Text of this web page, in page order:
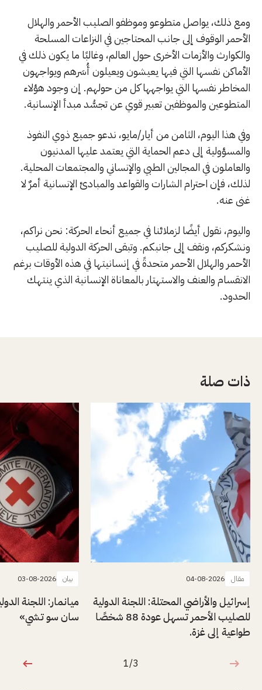
ومع ذلك، يواصل متطوعو وموظفو الصليب الأحمر والهلال
الأحمر الوقوف إلى جانب المحتاجين في النزاعات المسلحة
والكوارث والأزمات الأخرى حول العالم، وغالبًا ما يكون ذلك في
الأماكن نفسها التي فيها يعيشون ويعيلون أُسَرهم ويواجهون
المخاطر نفسها التي يواجهها كل من حولهم. إن وجود هؤلاء
المتطوعين والموظفين تعبير قوي عن تجسُّد مبدأ الإنسانية.
وفي هذا اليوم، الثامن من أيار/مايو، ندعو جميع ذوي النفوذ
والمسؤولية إلى دعم الحماية التي يعتمد عليها المدنيون
والعاملون في المجالين الطبي والإنساني والمجتمعات المحلية.
لذلك، فإن احترام الشارات والقواعد والمبادئ الإنسانية أمرٌ لا
غنى عنه.
واليوم، نقول أيضًا لزملائنا في جميع أنحاء الحركة: نحن نراكم،
ونشكركم، ونقف إلى جانبكم. وتبقى الحركة الدولية للصليب
الأحمر والهلال الأحمر متحدةً في إنسانيتها في هذه الأوقات برغم
الانقسام والعنف والاستهتار بالمعاناة الإنسانية الذي ينتهك
الحدود.
ذات صلة
مقال 04-08-2026
إسرائيل والأراضي المحتلة: اللجنة الدولية
للصليب الأحمر تسهل عودة 88 شخصًا
طواعية إلى غزة.
بيان 03-08-2026
ميانمار: اللجنة
سان سو تشي»
1 من 3
1/3